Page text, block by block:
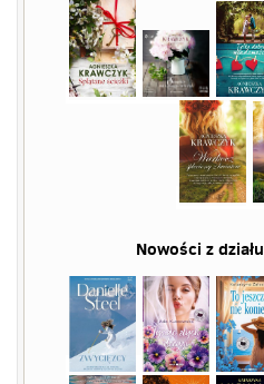
Nowości z działu